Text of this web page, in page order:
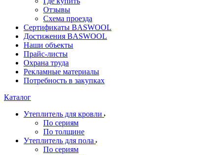
Отзывы
Схема проезда
Сертификаты BASWOOL
Достижения BASWOOL
Наши объекты
Прайс-листы
Охрана труда
Рекламные материалы
Потребность в закупках
Каталог
Утеплитель для кровли
По сериям
По толщине
Утеплитель для пола
По сериям